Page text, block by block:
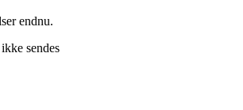
endnu.
sendes